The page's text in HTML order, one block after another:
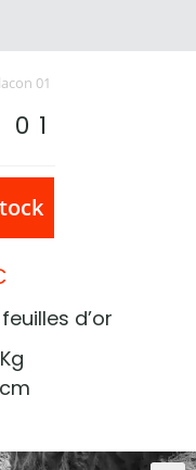
01
d’or